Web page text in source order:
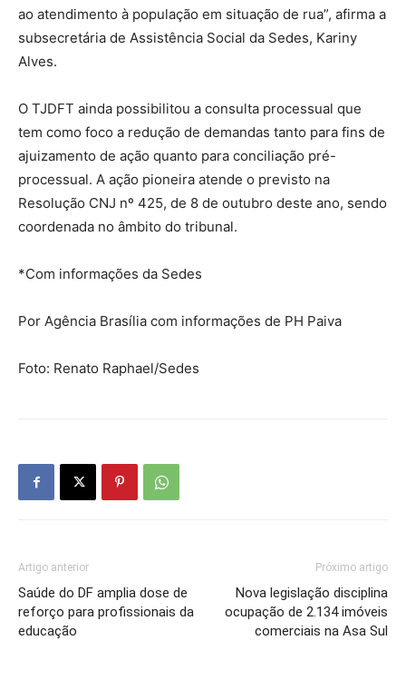
ao atendimento à população em situação de rua”, afirma a
subsecretária de Assistência Social da Sedes, Kariny
Alves.
O TJDFT ainda possibilitou a consulta processual que
tem como foco a redução de demandas tanto para fins de
ajuizamento de ação quanto para conciliação pré-
processual. A ação pioneira atende o previsto na
Resolução CNJ nº 425, de 8 de outubro deste ano, sendo
coordenada no âmbito do tribunal.
*Com informações da Sedes
Por Agência Brasília com informações de PH Paiva
Foto: Renato Raphael/Sedes
Artigo anterior
Saúde do DF amplia dose de
reforço para profissionais da
educação
Próximo artigo
Nova legislação disciplina
ocupação de 2.134 imóveis
comerciais na Asa Sul